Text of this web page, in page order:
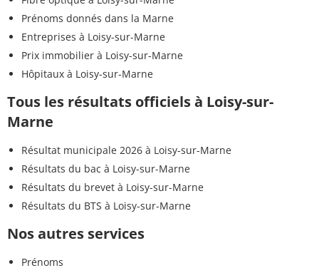
Prénoms donnés dans la Marne
Entreprises à Loisy-sur-Marne
Prix immobilier à Loisy-sur-Marne
Hôpitaux à Loisy-sur-Marne
Tous les résultats officiels à Loisy-sur-
Marne
Résultat municipale 2026 à Loisy-sur-Marne
Résultats du bac à Loisy-sur-Marne
Résultats du brevet à Loisy-sur-Marne
Résultats du BTS à Loisy-sur-Marne
Nos autres services
Prénoms